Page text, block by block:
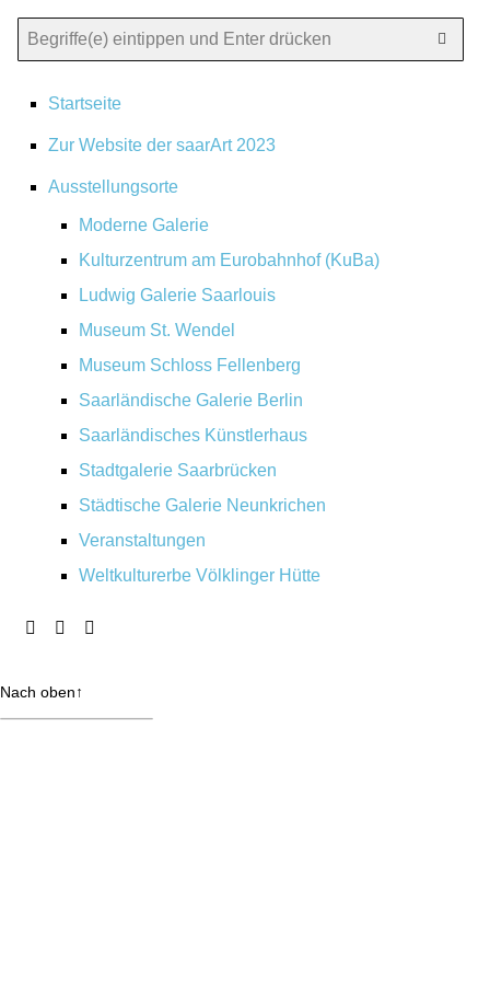
Startseite
Zur Website der saarArt 2023
Ausstellungsorte
Moderne Galerie
Kulturzentrum am Eurobahnhof (KuBa)
Ludwig Galerie Saarlouis
Museum St. Wendel
Museum Schloss Fellenberg
Saarländische Galerie Berlin
Saarländisches Künstlerhaus
Stadtgalerie Saarbrücken
Städtische Galerie Neunkrichen
Veranstaltungen
Weltkulturerbe Völklinger Hütte
Nach oben↑